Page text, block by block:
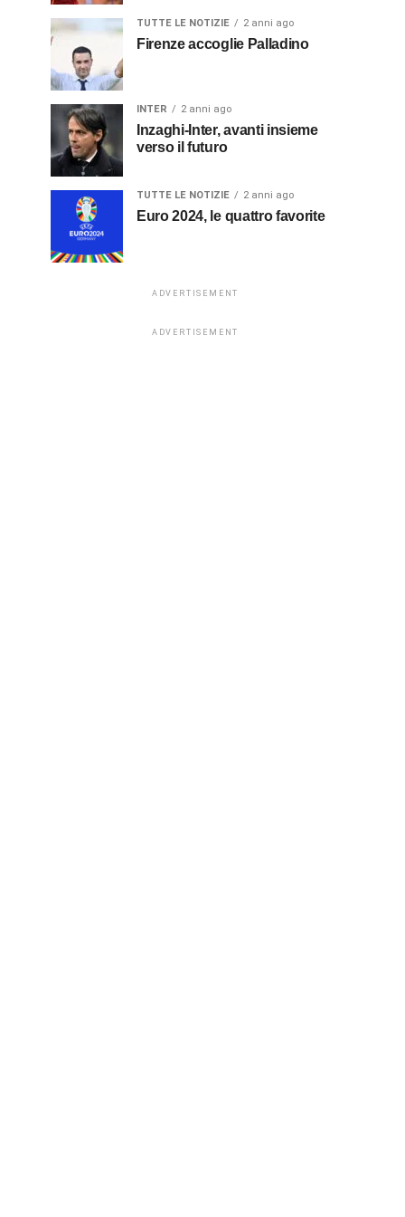
TUTTE LE NOTIZIE 2 anni ago
Firenze accoglie Palladino
INTER 2 anni ago
Inzaghi-Inter, avanti insieme
verso il futuro
TUTTE LE NOTIZIE 2 anni ago
Euro 2024, le quattro favorite
ADVERTISEMENT
ADVERTISEMENT